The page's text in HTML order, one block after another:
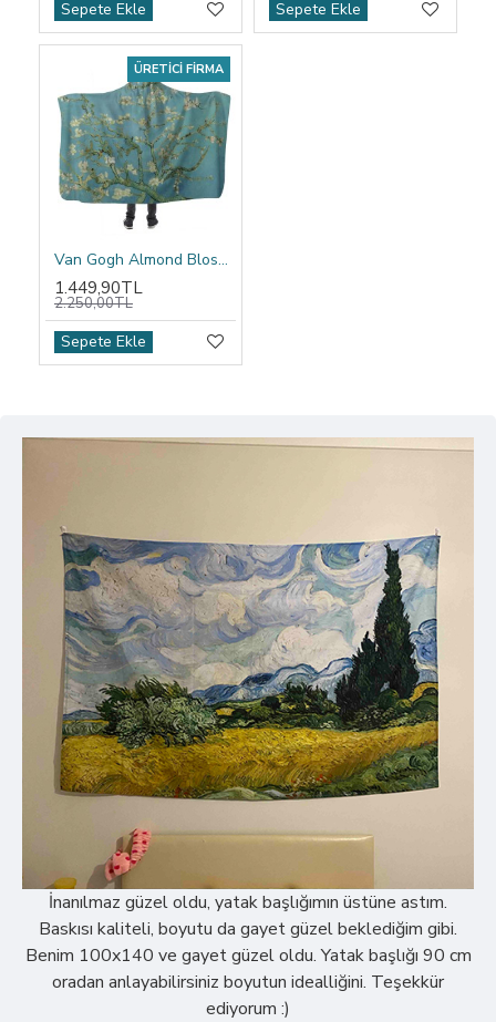
Sepete Ekle Sepete Ekle
ÜRETICI FIRMA
Van Gogh Almond Blossom Kapşonlu Battaniye
1.449,90TL
2.250,00TL
Sepete Ekle
İnanılmaz güzel oldu, yatak başlığımın üstüne astım.
Baskısı kaliteli, boyutu da gayet güzel beklediğim gibi.
Benim 100x140 ve gayet güzel oldu. Yatak başlığı 90 cm
oradan anlayabilirsiniz boyutun idealliğini. Teşekkür
ediyorum :)